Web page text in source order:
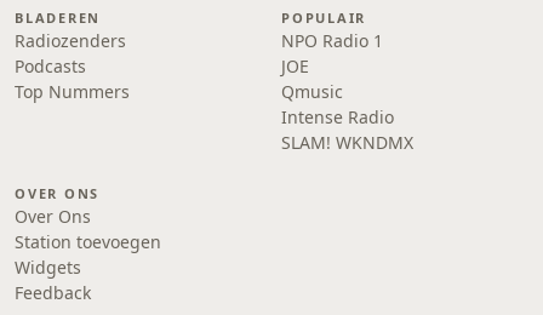
BLADEREN
Radiozenders
Podcasts
Top Nummers
POPULAIR
NPO Radio 1
JOE
Qmusic
Intense Radio
SLAM! WKNDMX
OVER ONS
Over Ons
Station toevoegen
Widgets
Feedback